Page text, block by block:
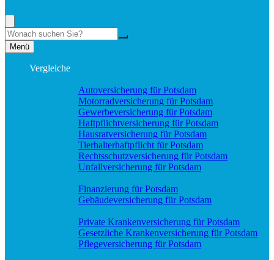
Suche
Menü
Vergleiche
Autoversicherung für Potsdam
Motorradversicherung für Potsdam
Gewerbeversicherung für Potsdam
Haftpflichtversicherung für Potsdam
Hausratversicherung für Potsdam
Tierhalterhaftpflicht für Potsdam
Rechtsschutzversicherung für Potsdam
Unfallversicherung für Potsdam
Finanzierung für Potsdam
Gebäudeversicherung für Potsdam
Private Krankenversicherung für Potsdam
Gesetzliche Krankenversicherung für Potsdam
Pflegeversicherung für Potsdam